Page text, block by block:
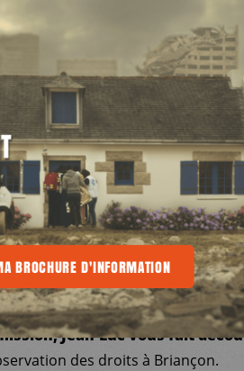
tentent de traverser la
extrêmes, parfois même au
Jean-Lucvous fait
des droits à Briançon.
MA BROCHURE D'INFORMATION JE
BROCHURE D'INFORMATION